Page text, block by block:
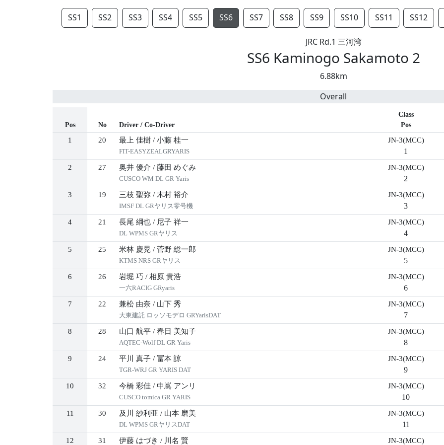
SS1 SS2 SS3 SS4 SS5 SS6 SS7 SS8 SS9 SS10 SS11 SS12
JRC Rd.1 三河湾
SS6 Kaminogo Sakamoto 2
6.88km
Overall
Pos No Driver / Co-Driver
Class
Pos
1 20 最上 佳樹 / 小藤 桂一
FIT-EASYZEALGRYARIS
JN-3(MCC)
1
2 27 奥井 優介 / 藤田 めぐみ
CUSCO WM DL GR Yaris
JN-3(MCC)
2
3 19 三枝 聖弥 / 木村 裕介
IMSF DL GRヤリス零号機
JN-3(MCC)
3
4 21 長尾 綱也 / 尼子 祥一
DL WPMS GRヤリス
JN-3(MCC)
4
5 25 米林 慶晃 / 菅野 総一郎
KTMS NRS GRヤリス
JN-3(MCC)
5
6 26 岩堀 巧 / 相原 貴浩
一六RACIG GRyaris
JN-3(MCC)
6
7 22 兼松 由奈 / 山下 秀
大東建託 ロッソモデロ GRYarisDAT
JN-3(MCC)
7
8 28 山口 航平 / 春日 美知子
AQTEC-Wolf DL GR Yaris
JN-3(MCC)
8
9 24 平川 真子 / 冨本 諒
TGR-WRJ GR YARIS DAT
JN-3(MCC)
9
10 32 今橋 彩佳 / 中嶌 アンリ
CUSCO tomica GR YARIS
JN-3(MCC)
10
11 30 及川 紗利亜 / 山本 磨美
DL WPMS GRヤリスDAT
JN-3(MCC)
11
12 31 伊藤 はづき / 川名 賢 JN-3(MCC)